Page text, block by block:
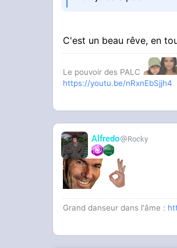
C'est un beau rêve, en
Le pouvoir des PALC
https://youtu.be/nRxnEbSjjh4
Alfredo Rocky
Grand danseur dans l'âme :